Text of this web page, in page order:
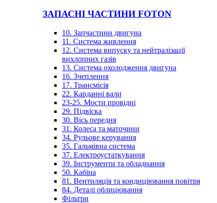
ЗАПАСНІ ЧАСТИНИ FOTON
10. Запчастини двигуна
11. Система живлення
12. Система випуску та нейтралізації
вихлопних газів
13. Система охолодження двигуна
16. Зчеплення
17. Трансмісія
22. Карданні вали
23-25. Мости провідні
29. Підвіска
30. Вісь передня
31. Колеса та маточини
34. Рульове керування
35. Гальмівна система
37. Електроустаткування
39. Інструменти та обладнання
50. Кабіна
81. Вентиляція та кондиціювання повітря
84. Деталі облицювання
Фільтри